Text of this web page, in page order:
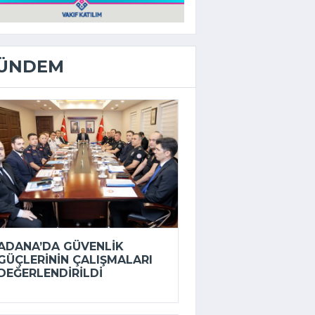
GÜVENLIK
ÇALIŞMALARI